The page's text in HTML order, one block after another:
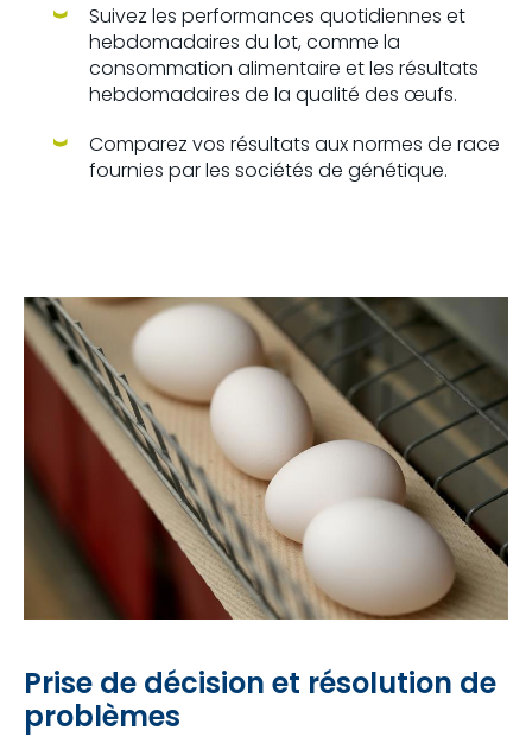
Suivez les performances quotidiennes et
hebdomadaires du lot, comme la
consommation alimentaire et les résultats
hebdomadaires de la qualité des œufs.
Comparez vos résultats aux normes de race
fournies par les sociétés de génétique.
Prise de décision et résolution de
problèmes